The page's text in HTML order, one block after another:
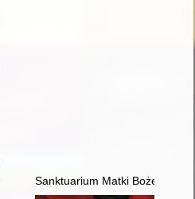
Bożej Loretańskiej w latach 1945-
Sanktuarium Matki Bożej